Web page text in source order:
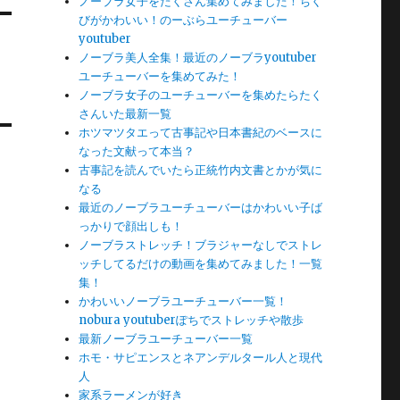
びがかわいい！のーぶらユーチューバー
youtuber
ノーブラ美人全集！最近のノーブラyoutuber
ユーチューバーを集めてみた！
ノーブラ女子のユーチューバーを集めたらたく
さんいた最新一覧
ホツマツタエって古事記や日本書紀のベースに
なった文献って本当？
古事記を読んでいたら正統竹内文書とかが気に
なる
最近のノーブラユーチューバーはかわいい子ば
っかりで顔出しも！
ノーブラストレッチ！ブラジャーなしでストレ
ッチしてるだけの動画を集めてみました！一覧
集！
かわいいノーブラユーチューバー一覧！
nobura youtuberぽちでストレッチや散歩
最新ノーブラユーチューバー一覧
ホモ・サピエンスとネアンデルタール人と現代
人
家系ラーメンが好き